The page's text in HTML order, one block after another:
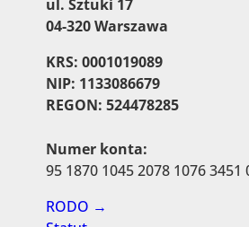
ul. Sztuki 17
04-320 Warszawa
KRS: 0001019089
NIP: 1133086679
REGON: 524478285
Numer konta:
95 1870 1045 2078 1076 3451
RODO →